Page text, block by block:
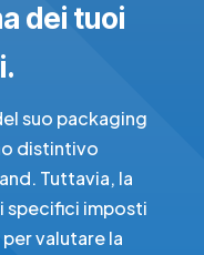
dei tuoi
suo packaging
distintivo
Tuttavia, la
specifici imposti
valutare la